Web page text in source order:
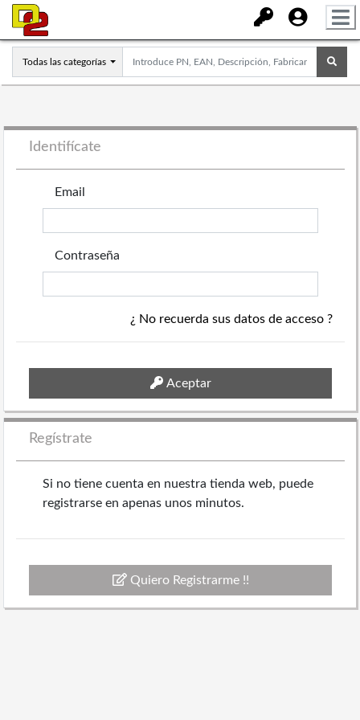
Todas las categorías
Identifícate
Email
Contraseña
¿ No recuerda sus datos de acceso ?
Aceptar
Regístrate
Si no tiene cuenta en nuestra tienda web, puede
registrarse en apenas unos minutos.
Quiero Registrarme !!